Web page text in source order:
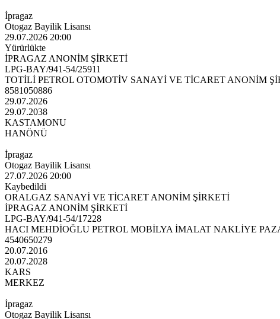
İpragaz
Otogaz Bayilik Lisansı
29.07.2026 20:00
Yürürlükte
İPRAGAZ ANONİM ŞİRKETİ
LPG-BAY/941-54/25911
TOTİLİ PETROL OTOMOTİV SANAYİ VE TİCARET ANONİM
8581050886
29.07.2026
29.07.2038
KASTAMONU
HANÖNÜ
İpragaz
Otogaz Bayilik Lisansı
27.07.2026 20:00
Kaybedildi
ORALGAZ SANAYİ VE TİCARET ANONİM ŞİRKETİ
İPRAGAZ ANONİM ŞİRKETİ
LPG-BAY/941-54/17228
HACI MEHDİOĞLU PETROL MOBİLYA İMALAT NAKLİYE
4540650279
20.07.2016
20.07.2028
KARS
MERKEZ
İpragaz
Otogaz Bayilik Lisansı